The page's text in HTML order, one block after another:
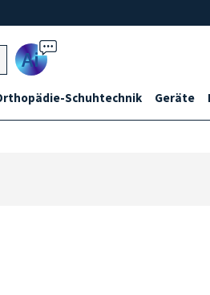
Ai
Schuhtechnik Geräte